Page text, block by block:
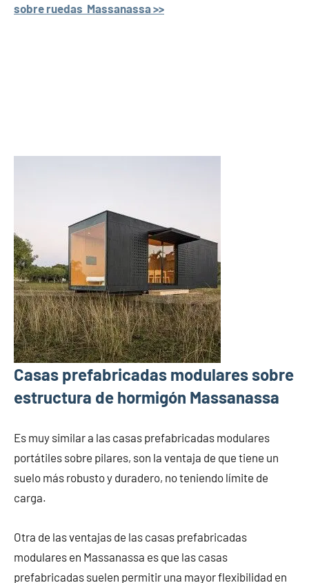
sobre ruedas Massanassa >>
Casas prefabricadas modulares sobre
estructura de hormigón Massanassa
Es muy similar a las casas prefabricadas modulares
portátiles sobre pilares, son la ventaja de que tiene un
suelo más robusto y duradero, no teniendo límite de
carga.
Otra de las ventajas de las casas prefabricadas
modulares en Massanassa es que las casas
prefabricadas suelen permitir una mayor flexibilidad en